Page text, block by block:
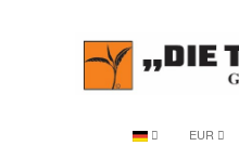
EUR